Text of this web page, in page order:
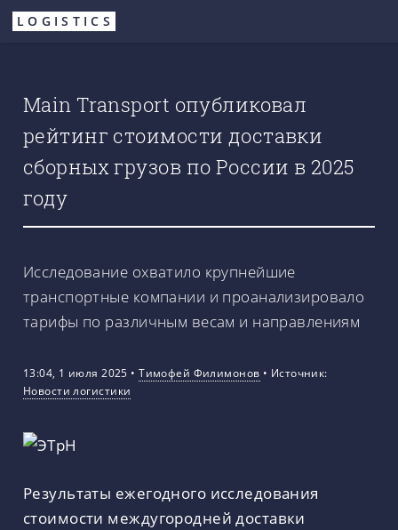
Перейти
LOGISTICS
Main Transport опубликовал
рейтинг стоимости доставки
сборных грузов по России в 2025
году
Исследование охватило крупнейшие
транспортные компании и проанализировало
тарифы по различным весам и направлениям
13:04, 1 июля 2025 •Тимофей Филимонов • Источник:
Новости логистики
Результаты ежегодного исследования
стоимости междугородней доставки